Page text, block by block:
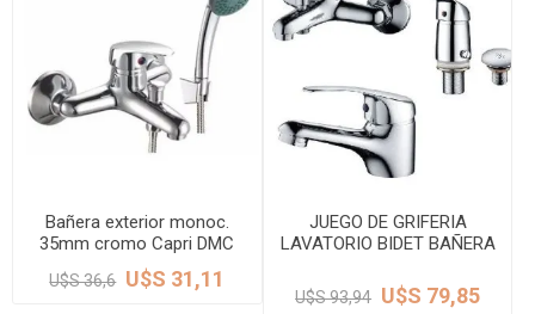
Bañera exterior monoc.
35mm cromo Capri DMC
U$S 36,6 U$S 31,11
JUEGO DE GRIFERIA
LAVATORIO BIDET BAÑERA
U$S 93,94 U$S 79,85